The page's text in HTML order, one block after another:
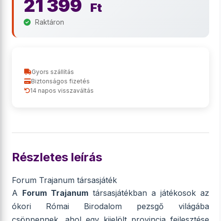
21 399 Ft
Raktáron
Gyors szállítás
Biztonságos fizetés
14 napos visszaváltás
Részletes leírás
Forum Trajanum társasjáték
A Forum Trajanum társasjátékban a játékosok az
ókori Római Birodalom pezsgő világába